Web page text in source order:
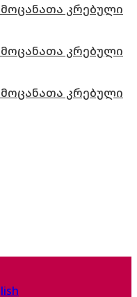
კრებული
კრებული
კრებული